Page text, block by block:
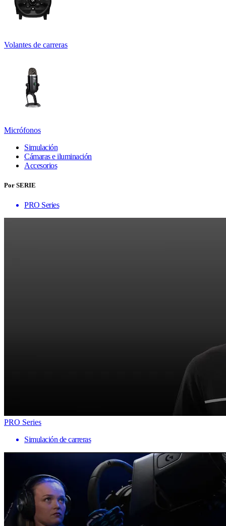
Volantes de carreras
Micrófonos
Simulación
Cámaras e iluminación
Accesorios
Por SERIE
PRO Series
PRO Series
Simulación de carreras